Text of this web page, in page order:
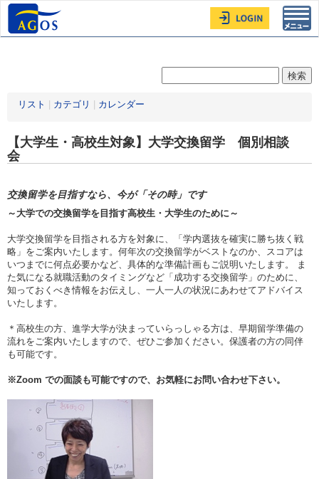
リスト カテゴリ カレンダー
【大学生・高校生対象】大学交換留学 個別相談
会
交換留学を目指すなら、今が「その時」です
～大学での交換留学を目指す高校生・大学生のために～
大学交換留学を目指される方を対象に、「学内選抜を確実に勝ち抜く戦
略」をご案内いたします。何年次の交換留学がベストなのか、スコアは
いつまでに何点必要かなど、具体的な準備計画もご説明いたします。 ま
た気になる就職活動のタイミングなど「成功する交換留学」のために、
知っておくべき情報をお伝えし、一人一人の状況にあわせてアドバイス
いたします。
＊高校生の方、進学大学が決まっていらっしゃる方は、早期留学準備の
流れをご案内いたしますので、ぜひご参加ください。保護者の方の同伴
も可能です。
※Zoom での面談も可能ですので、お気軽にお問い合わせ下さい。